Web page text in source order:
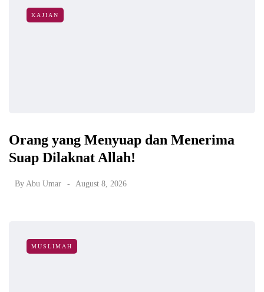
KAJIAN
Orang yang Menyuap dan Menerima
Suap Dilaknat Allah!
By Abu Umar August 8, 2026
MUSLIMAH